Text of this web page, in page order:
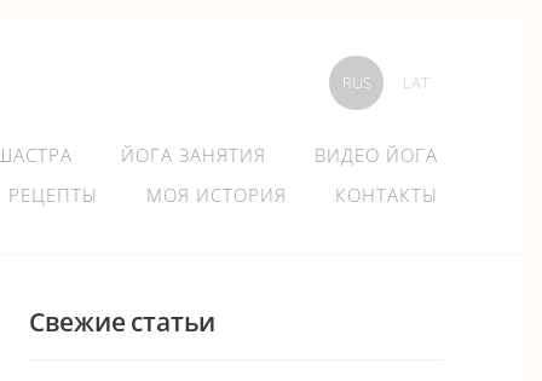
ЙОГА ЗАНЯТИЯ
ВИДЕО ЙОГА
РЕЦЕПТЫ
МОЯ ИСТОРИЯ КОНТАКТЫ
RUS LAT
Свежие статьи